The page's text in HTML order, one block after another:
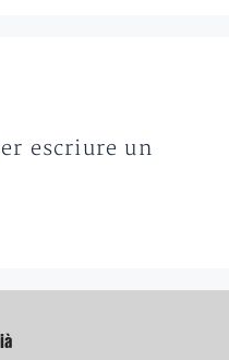
escriure un